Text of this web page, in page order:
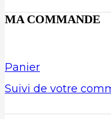
MA COMMANDE
Panier
Suivi de votre